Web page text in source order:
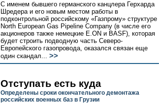
С именем бывшего германского канцлера Герхарда
Шредера и его новым местом работы в
подконтрольной российскому «Газпрому» структуре
North European Gas Pipeline Company (в числе его
акционеров также немецкие E.ON и BASF), которая
будет строить подводную часть Северо-
Европейского газопровода, оказался связан еще
один скандал... >>
Отступать есть куда
Определены сроки окончательного демонтажа
российских военных баз в Грузии